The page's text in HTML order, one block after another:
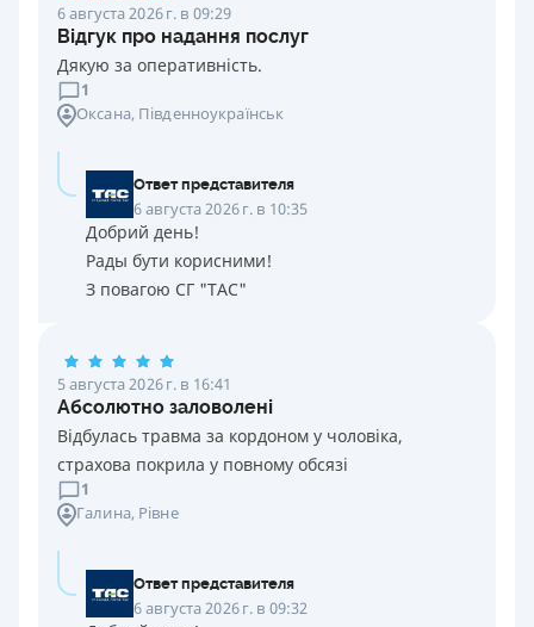
6 августа 2026 г. в 09:29
Відгук про надання послуг
Дякую за оперативність.
1
Оксана, Південноукраїнськ
Ответ представителя
6 августа 2026 г. в 10:35
Добрий день!
Рады бути корисними!
З повагою СГ "ТАС"
5 августа 2026 г. в 16:41
Абсолютно заловолені
Відбулась травма за кордоном у чоловіка,
страхова покрила у повному обсязі
1
Галина, Рівне
Ответ представителя
6 августа 2026 г. в 09:32